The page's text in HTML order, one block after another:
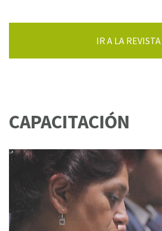
IR A LA
CAPACITACIÓN